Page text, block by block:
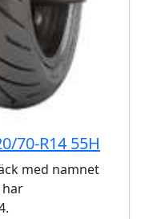
70-R14 55H
med namnet
har